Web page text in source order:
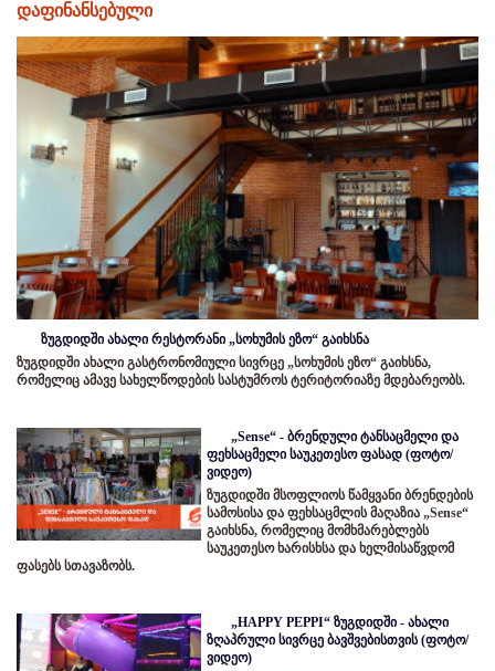
დაფინანსებული
ზუგდიდში ახალი რესტორანი „სოხუმის ეზო“ გაიხსნა
ზუგდიდში ახალი გასტრონომიული სივრცე „სოხუმის ეზო“ გაიხსნა,
რომელიც ამავე სახელწოდების სასტუმროს ტერიტორიაზე მდებარეობს.
„Sense“ - ბრენდული ტანსაცმელი და
ფეხსაცმელი საუკეთესო ფასად (ფოტო/
ვიდეო)
ზუგდიდში მსოფლიოს წამყვანი ბრენდების
სამოსისა და ფეხსაცმლის მაღაზია „Sense“
გაიხსნა, რომელიც მომხმარებლებს
საუკეთესო ხარისხსა და ხელმისაწვდომ
ფასებს სთავაზობს.
„HAPPY PEPPI“ ზუგდიდში - ახალი
ზღაპრული სივრცე ბავშვებისთვის (ფოტო/
ვიდეო)